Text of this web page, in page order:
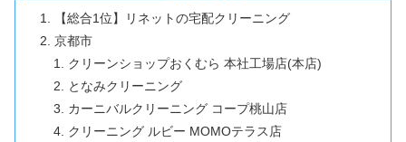
【総合1位】リネットの宅配クリーニング
京都市
クリーンショップおくむら 本社工場店(本店)
となみクリーニング
カーニバルクリーニング コープ桃山店
クリーニング ルビー MOMOテラス店